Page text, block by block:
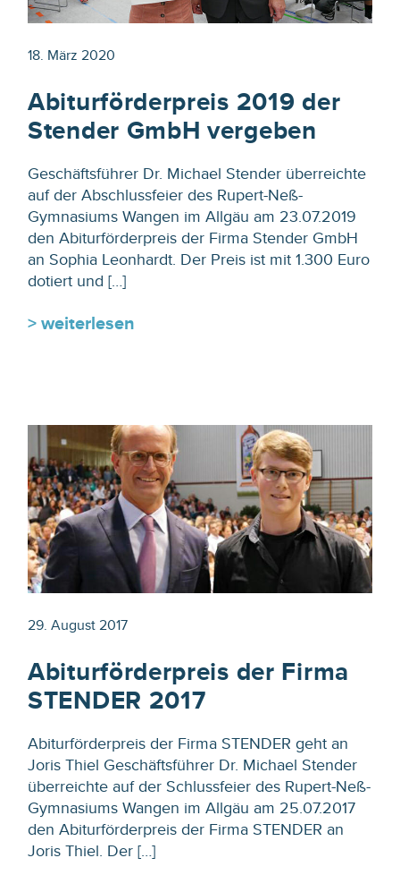
18. März 2020
Abiturförderpreis 2019 der
Stender GmbH vergeben
Geschäftsführer Dr. Michael Stender überreichte
auf der Abschlussfeier des Rupert-Neß-
Gymnasiums Wangen im Allgäu am 23.07.2019
den Abiturförderpreis der Firma Stender GmbH
an Sophia Leonhardt. Der Preis ist mit 1.300 Euro
dotiert und […]
> weiterlesen
29. August 2017
Abiturförderpreis der Firma
STENDER 2017
Abiturförderpreis der Firma STENDER geht an
Joris Thiel Geschäftsführer Dr. Michael Stender
überreichte auf der Schlussfeier des Rupert-Neß-
Gymnasiums Wangen im Allgäu am 25.07.2017
den Abiturförderpreis der Firma STENDER an
Joris Thiel. Der […]